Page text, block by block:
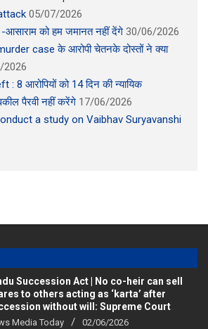
05/07/2026
को हम जमानत नहीं देंगे 30/06/2026
case के आरोपी चेतनके दोस्तों ने क्या
8 आरोपियों को 14 दिन की न्यायिक
पैरवी नहीं करेंगे 17/06/2026
a study on Vaibhav Suryavanshi
Succession Act | No co-heir can sell
to others acting as ‘karta’ after
without will: Supreme Court
Media Today 02/06/2026